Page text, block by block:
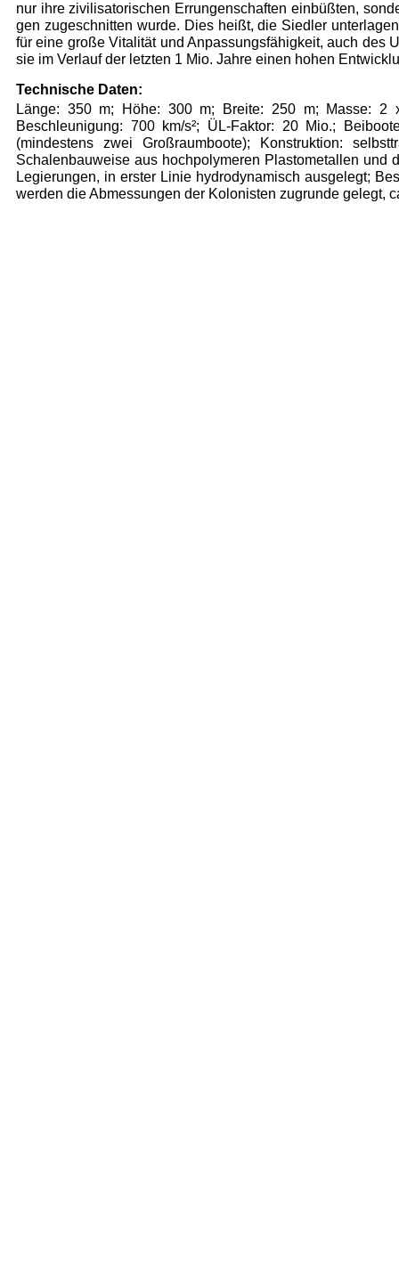
nur ihre zivilisatorischen Errungen­schaften einbüßten,
gen zugeschnitten wurde. Dies heißt, die Siedler
für eine große Vitalität und Anpassungsfähigkeit, auch des
sie im Verlauf der letzten 1 Mio. Jahre einen hohen
Technische Daten:
Länge: 350 m; Höhe: 300 m; Breite: 250 m; Masse: 2
Beschleunigung: 700 km/s²; ÜL-Faktor: 20 Mio.;
(mindestens zwei Großraum­boote); Konstruktion:
Schalenbau­weise aus hochpolymeren Plastometallen und
Legierungen, in erster Linie hydrodynamisch aus­gelegt;
werden die Abmessungen der Ko­lonisten zugrunde gelegt,